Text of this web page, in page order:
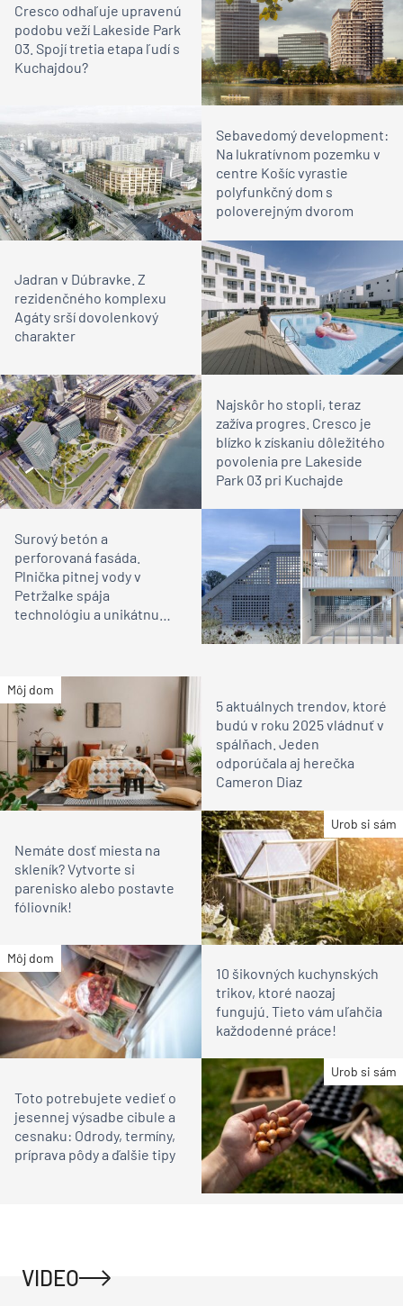
Cresco odhaľuje upravenú
podobu veží Lakeside Park
03. Spojí tretia etapa ľudí s
Kuchajdou?
Sebavedomý development:
Na lukratívnom pozemku v
centre Košíc vyrastie
polyfunkčný dom s
poloverejným dvorom
Jadran v Dúbravke. Z
rezidenčného komplexu
Agáty srší dovolenkový
charakter
Najskôr ho stopli, teraz
zažíva progres. Cresco je
blízko k získaniu dôležitého
povolenia pre Lakeside
Park 03 pri Kuchajde
Surový betón a
perforovaná fasáda.
Plnička pitnej vody v
Petržalke spája
technológiu a unikátnu
Môj dom
5 aktuálnych trendov, ktoré
budú v roku 2025 vládnuť v
spálňach. Jeden
odporúčala aj herečka
Cameron Diaz
Urob si sám
Nemáte dosť miesta na
skleník? Vytvorte si
parenisko alebo postavte
fóliovník!
Môj dom
10 šikovných kuchynských
trikov, ktoré naozaj
fungujú. Tieto vám uľahčia
každodenné práce!
Urob si sám
Toto potrebujete vedieť o
jesennej výsadbe cibule a
cesnaku: Odrody, termíny,
príprava pôdy a ďalšie tipy
VIDEO